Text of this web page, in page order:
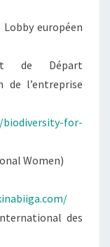
européen
de Départ
de l’entreprise
for-
Women)
des